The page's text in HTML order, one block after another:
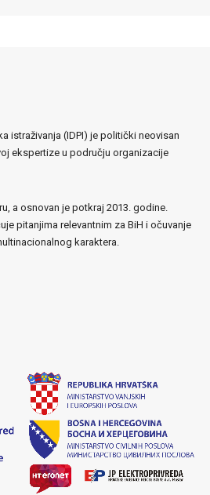
istraživanja (IDPI) je politički neovisan
ekspertize u području organizacije
a osnovan je potkraj 2013. godine.
pitanjima relevantnim za BiH i očuvanje
karaktera.